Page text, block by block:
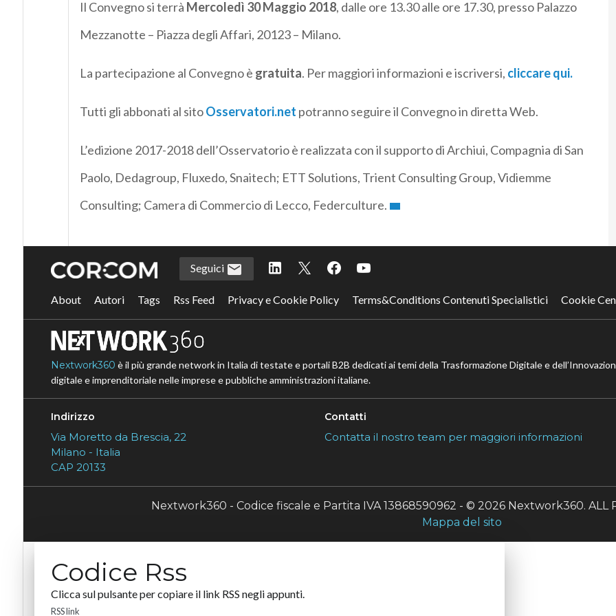
Il Convegno si terrà Mercoledì 30 Maggio 2018, dalle ore 13.30 alle ore 17.30, presso Palazzo
Mezzanotte – Piazza degli Affari, 20123 – Milano.
La partecipazione al Convegno è gratuita. Per maggiori informazioni e iscriversi, cliccare qui.
Tutti gli abbonati al sitoOsservatori.net potranno seguire il Convegno in diretta Web.
L’edizione 2017-2018 dell’Osservatorio è realizzata con il supporto di Archiui, Compagnia di San
Paolo, Dedagroup, Fluxedo, Snaitech; ETT Solutions, Trient Consulting Group, Vidiemme
Consulting; Camera di Commercio di Lecco, Federculture.
Seguici
About Autori Tags Rss Feed Privacy e Cookie Policy Terms&Conditions Contenuti Specialistici Cookie
Nextwork360 è il più grande network in Italia di testate e portali B2B dedicati ai temi della Trasformazione Digitale e
digitale e imprenditoriale nelle imprese e pubbliche amministrazioni italiane.
Indirizzo
Via Moretto da Brescia, 22
Milano - Italia
CAP 20133
Contatti
Contatta il nostro team per maggiori informazioni
Nextwork360 - Codice fiscale e Partita IVA 13868590962 - © 2026 Nextwork360. ALL
Mappa del sito
Codice Rss
Clicca sul pulsante per copiare il link RSS negli appunti.
RSS link